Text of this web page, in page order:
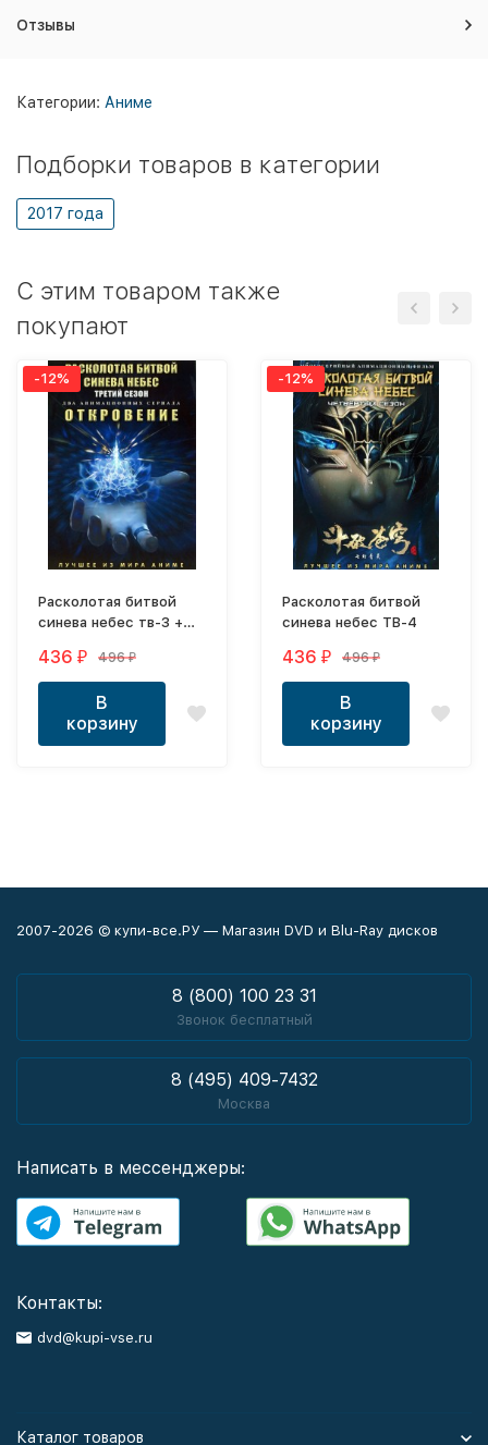
Отзывы
Категории: Аниме
Подборки товаров в категории
2017 года
C этим товаром также
покупают
-12%
Расколотая битвой
синева небес тв-3 +
436 ₽ 496₽
В
корзину
-12%
Расколотая битвой
синева небес ТВ-4
436 ₽ 496₽
В
корзину
2007-2026 © купи-все.РУ — Магазин DVD и Blu-Ray дисков
8 (800) 100 23 31
Звонок бесплатный
8 (495) 409-7432
Москва
Написать в мессенджеры:
Контакты:
dvd@kupi-vse.ru
Каталог товаров